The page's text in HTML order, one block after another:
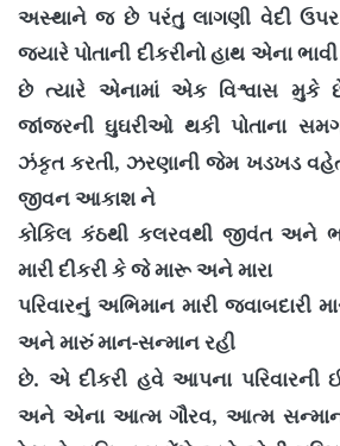
અસ્થાને જ છે પરંતુ લાગણી વેદી ઉપર
જયારે પોતાની દીકરીનો હાથ એના
છે ત્યારે એનામાં એક વિશ્વાસ મુકે
જાંજરની ઘુઘરીઓ થકી પોતાના
ઝંકૃત કરતી,ઝરણાની જેમ ખડખડ
જીવન આકાશ ને
કોકિલ કંઠથી કલરવથી જીવંત અને
મારી દીકરી કે જે મારૂ અને મારા
પરિવારનું અભિમાન મારી જવાબદારી
અને મારું માન-સન્માન રહી
છે. એ દીકરી હવે આપના
અને એના આત્મ ગૌરવ,આત્મ